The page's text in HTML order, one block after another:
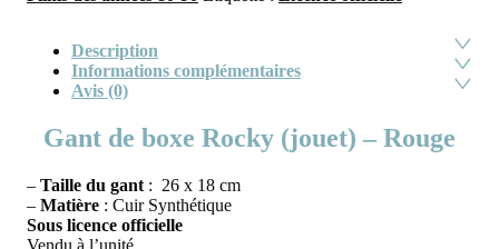
Description
Informations complémentaires
Avis (0)
Gant de boxe Rocky (jouet) – Rouge
– Taille du gant : 26 x 18 cm
– Matière : Cuir Synthétique
Sous licence officielle
Vendu à l’unité